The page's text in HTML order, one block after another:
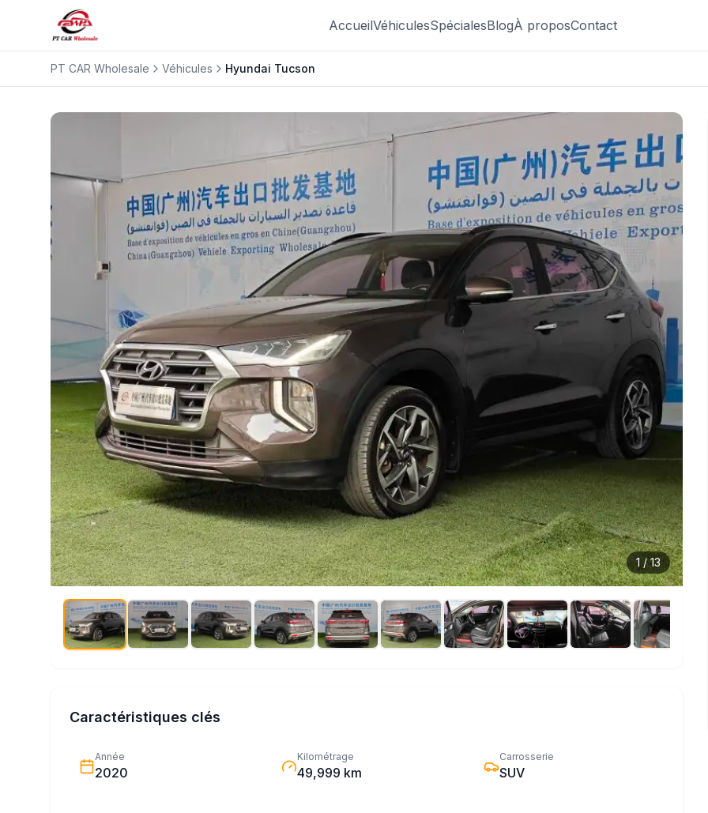
AccueilVéhiculesSpécialesBlogÀ proposContact
PT CAR Wholesale Véhicules Hyundai Tucson
1 /13
Caractéristiques clés
Année
2020
Kilométrage
49,999 km
Carrosserie
SUV